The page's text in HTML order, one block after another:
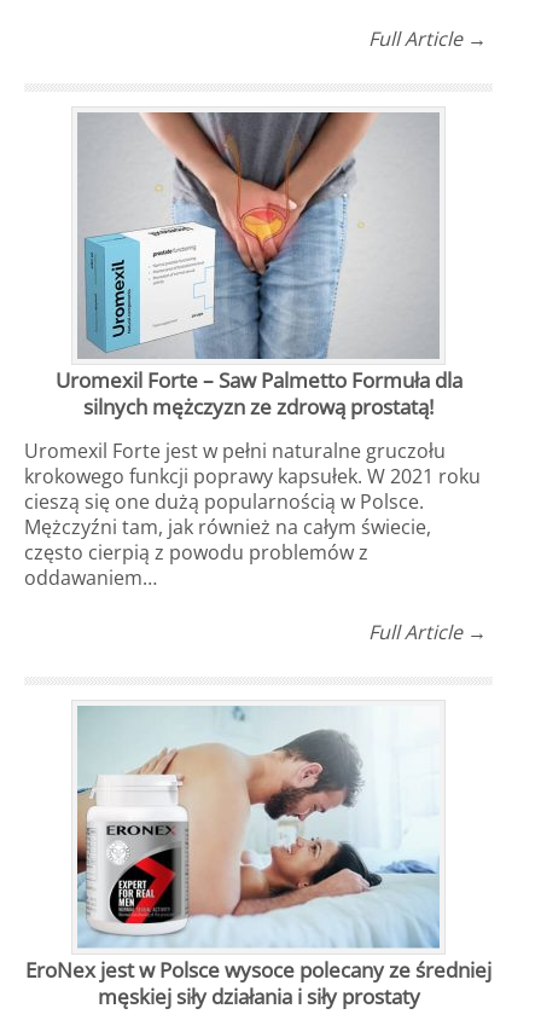
Full Article →
Uromexil Forte – Saw Palmetto Formuła dla
silnych mężczyzn ze zdrową prostatą!
Uromexil Forte jest w pełni naturalne gruczołu
krokowego funkcji poprawy kapsułek. W 2021 roku
cieszą się one dużą popularnością w Polsce.
Mężczyźni tam, jak również na całym świecie,
często cierpią z powodu problemów z
oddawaniem…
Full Article →
EroNex jest w Polsce wysoce polecany ze średniej
męskiej siły działania i siły prostaty